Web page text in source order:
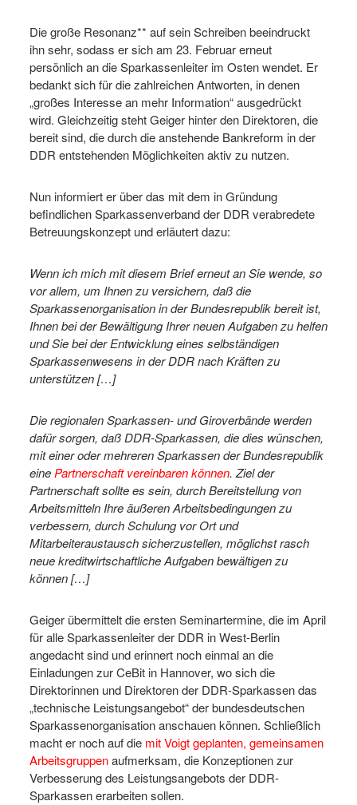
Die große Resonanz** auf sein Schreiben beeindruckt
ihn sehr, sodass er sich am 23. Februar erneut
persönlich an die Sparkassenleiter im Osten wendet. Er
bedankt sich für die zahlreichen Antworten, in denen
„großes Interesse an mehr Information“ ausgedrückt
wird. Gleichzeitig steht Geiger hinter den Direktoren, die
bereit sind, die durch die anstehende Bankreform in der
DDR entstehenden Möglichkeiten aktiv zu nutzen.
Nun informiert er über das mit dem in Gründung
befindlichen Sparkassenverband der DDR verabredete
Betreuungskonzept und erläutert dazu:
Wenn ich mich mit diesem Brief erneut an Sie wende, so
vor allem, um Ihnen zu versichern, daß die
Sparkassenorganisation in der Bundesrepublik bereit ist,
Ihnen bei der Bewältigung Ihrer neuen Aufgaben zu helfen
und Sie bei der Entwicklung eines selbständigen
Sparkassenwesens in der DDR nach Kräften zu
unterstützen […]
Die regionalen Sparkassen- und Giroverbände werden
dafür sorgen, daß DDR-Sparkassen, die dies wünschen,
mit einer oder mehreren Sparkassen der Bundesrepublik
einePartnerschaft vereinbaren können. Ziel der
Partnerschaft sollte es sein, durch Bereitstellung von
Arbeitsmitteln Ihre äußeren Arbeitsbedingungen zu
verbessern, durch Schulung vor Ort und
Mitarbeiteraustausch sicherzustellen, möglichst rasch
neue kreditwirtschaftliche Aufgaben bewältigen zu
können […]
Geiger übermittelt die ersten Seminartermine, die im April
für alle Sparkassenleiter der DDR in West-Berlin
angedacht sind und erinnert noch einmal an die
Einladungen zur CeBit in Hannover, wo sich die
Direktorinnen und Direktoren der DDR-Sparkassen das
„technische Leistungsangebot“ der bundesdeutschen
Sparkassenorganisation anschauen können. Schließlich
macht er noch auf die mit Voigt geplanten, gemeinsamen
Arbeitsgruppenaufmerksam, die Konzeptionen zur
Verbesserung des Leistungsangebots der DDR-
Sparkassen erarbeiten sollen.